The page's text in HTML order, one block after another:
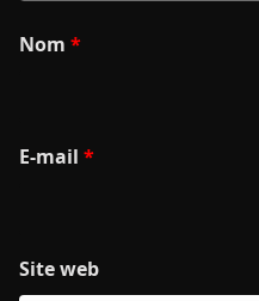
Nom *
E-mail *
Site web